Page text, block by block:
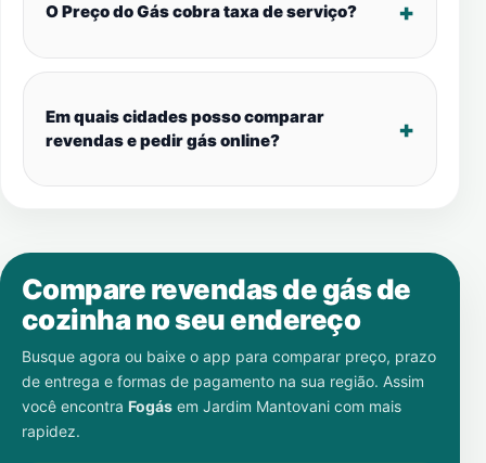
O Preço do Gás cobra taxa de serviço?
Em quais cidades posso comparar
revendas e pedir gás online?
Compare revendas de gás de
cozinha no seu endereço
Busque agora ou baixe o app para comparar preço, prazo
de entrega e formas de pagamento na sua região. Assim
você encontra Fogás em Jardim Mantovani com mais
rapidez.